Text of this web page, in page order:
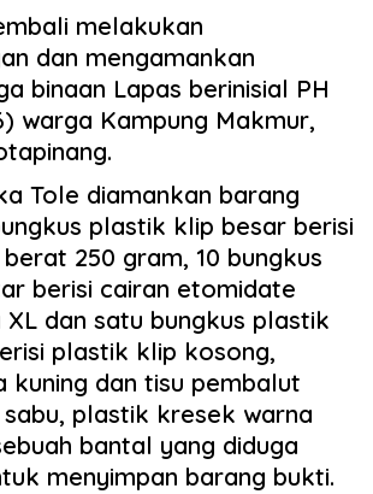
melakukan
dan mengamankan
binaan Lapas berinisial PH
warga Kampung Makmur,
Tole diamankan barang
plastik klip besar berisi
250 gram, 10 bungkus
berisi cairan etomidate
XL dan satu bungkus plastik
plastik klip kosong,
kuning dan tisu pembalut
plastik kresek warna
bantal yang diduga
menyimpan barang bukti.